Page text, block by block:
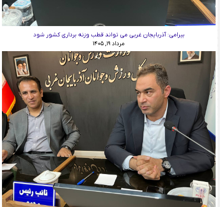
بیرامی: آذربایجان غربی می تواند قطب وزنه برداری کشور شود
مرداد ۱۹, ۱۴۰۵